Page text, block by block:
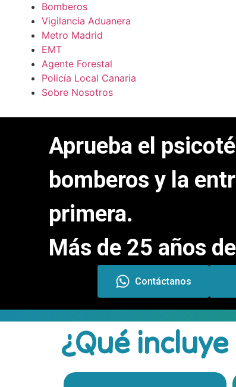
Bomberos
Vigilancia Aduanera
Metro Madrid
EMT
Agente Forestal
Policía Local Canaria
Sobre Nosotros
Aprueba el
bomberos y la
primera.
Más de 25 años
Contáctanos
¿Qué